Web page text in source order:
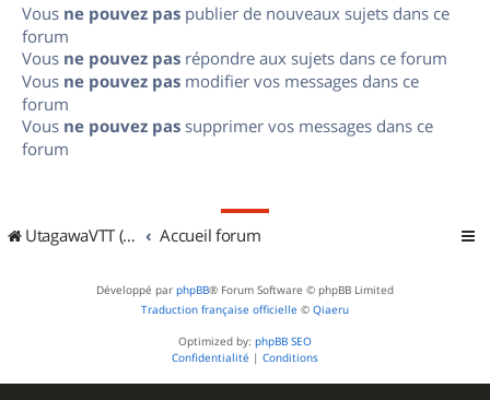
Vous ne pouvez pas publier de nouveaux sujets dans ce
forum
Vous ne pouvez pas répondre aux sujets dans ce forum
Vous ne pouvez pas modifier vos messages dans ce
forum
Vous ne pouvez pas supprimer vos messages dans ce
forum
UtagawaVTT (Randos VTT et VTTAE avec traces GPS) Accueil forum
Développé par phpBB® Forum Software © phpBB Limited
Traduction française officielle © Qiaeru
Optimized by: phpBB SEO
Confidentialité | Conditions